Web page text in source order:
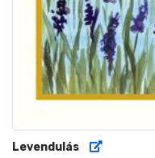
Levendulás